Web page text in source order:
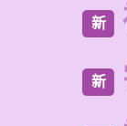
新
新